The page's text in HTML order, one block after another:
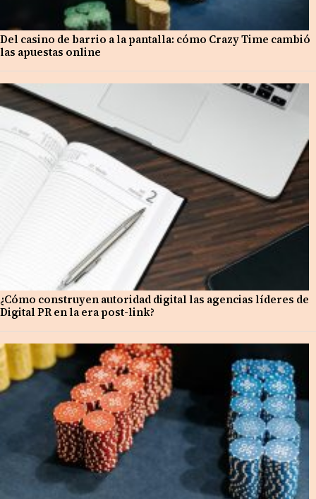
Del casino de barrio a la pantalla: cómo Crazy Time cambió
las apuestas online
¿Cómo construyen autoridad digital las agencias líderes de
Digital PR en la era post-link?